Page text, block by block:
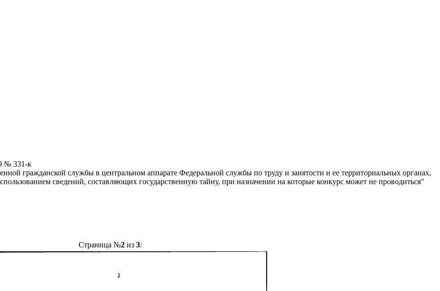
№ 331-к
гражданской службы в центральном аппарате Федеральной службы по труду и занятости и ее территориальных органах,
сведений, составляющих государственную тайну, при назначении на которые конкурс может не проводиться"
Страница №2из 3: